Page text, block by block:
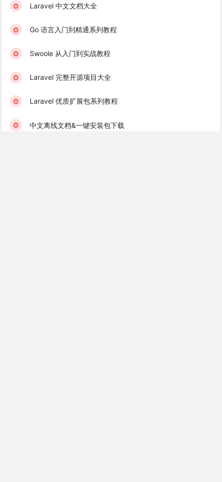
Laravel 中文文档大全
Go 语言入门到精通系列教程
Swoole 从入门到实战教程
Laravel 完整开源项目大全
Laravel 优质扩展包系列教程
中文离线文档&一键安装包下载